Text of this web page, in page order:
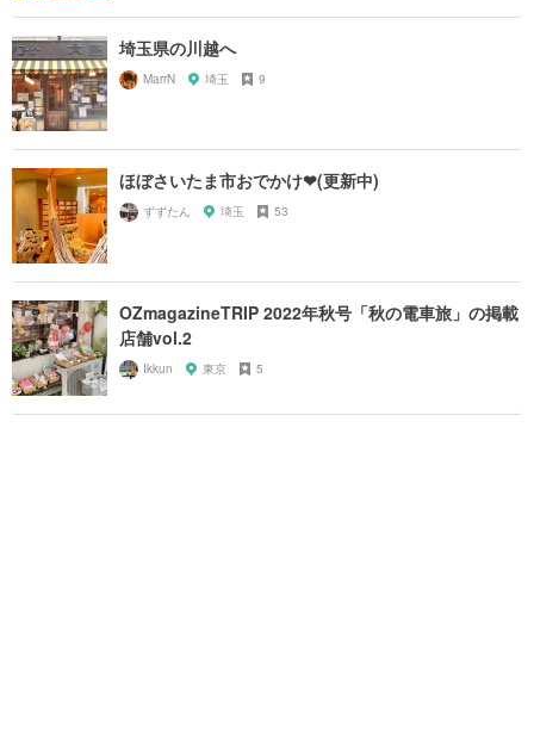
埼玉県の川越へ
MarrN 埼玉 9
ほぼさいたま市おでかけ❤︎(更新中)
ずずたん 埼玉 53
OZmagazineTRIP 2022年秋号「秋の電車旅」の掲載
店舗vol.2
Ikkun 東京 5